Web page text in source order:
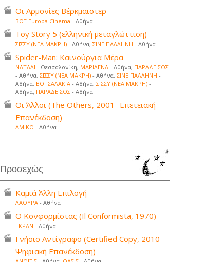
Οι Αρμονίες Βέρκμαϊστερ
ΒΟΞ Europa Cinema - Αθήνα
Toy Story 5 (ελληνική μεταγλώττιση)
ΣΙΣΣΥ (ΝΕΑ ΜΑΚΡΗ) - Αθήνα, ΣΙΝΕ ΠΑΛΛΗΝΗ - Αθήνα
Spider-Man: Καινούργια Μέρα
ΝΑΤΑΛΙ - Θεσσαλονίκη, ΜΑΡΙΛΕΝΑ - Αθήνα, ΠΑΡΑΔΕΙΣΟΣ
- Αθήνα, ΣΙΣΣΥ (ΝΕΑ ΜΑΚΡΗ) - Αθήνα, ΣΙΝΕ ΠΑΛΛΗΝΗ -
Αθήνα, ΒΟΤΣΑΛΑΚΙΑ - Αθήνα, ΣΙΣΣΥ (ΝΕΑ ΜΑΚΡΗ) -
Αθήνα, ΠΑΡΑΔΕΙΣΟΣ - Αθήνα
Οι Άλλοι (The Others, 2001- Επετειακή
Επανέκδοση)
ΑΜΙΚΟ - Αθήνα
Προσεχώς
Καμιά Άλλη Επιλογή
ΛΑΟΥΡΑ - Αθήνα
Ο Κονφορμίστας (Il Conformista, 1970)
ΕΚΡΑΝ - Αθήνα
Γνήσιο Αντίγραφο (Certified Copy, 2010 –
Ψηφιακή Επανέκδοση)